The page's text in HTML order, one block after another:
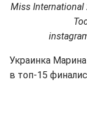
Miss International
Украинка
в топ-15